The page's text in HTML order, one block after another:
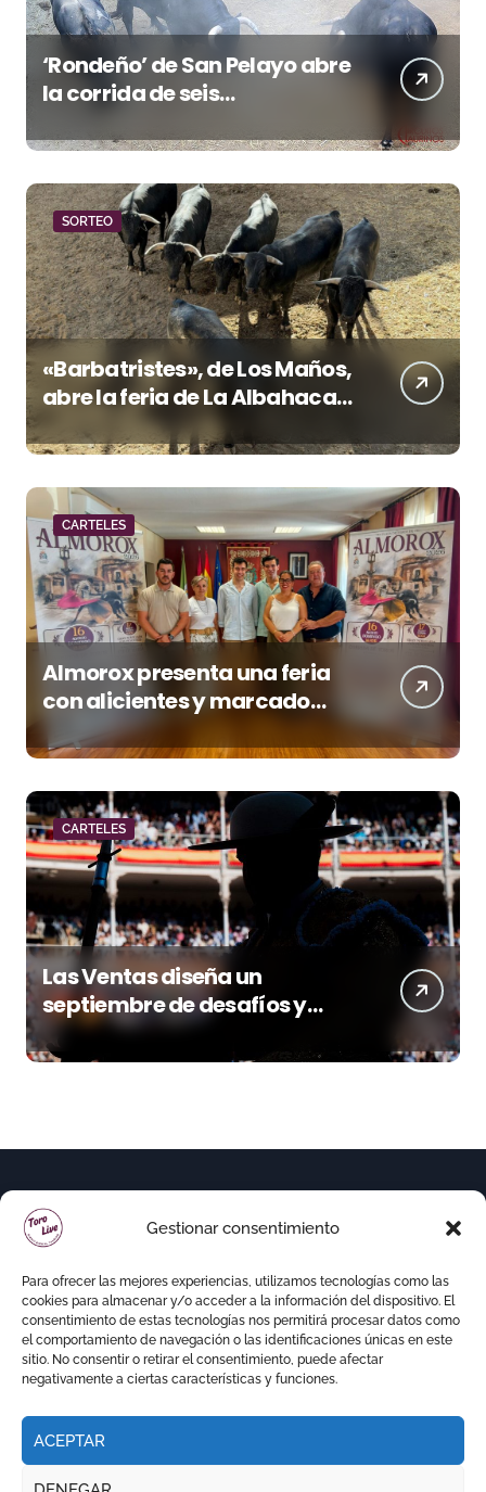
Gestionar consentimiento
Para ofrecer las mejores experiencias, utilizamos tecnologías como las
cookies para almacenar y/o acceder a la información del dispositivo. El
consentimiento de estas tecnologías nos permitirá procesar datos como
el comportamiento de navegación o las identificaciones únicas en este
sitio. No consentir o retirar el consentimiento, puede afectar
negativamente a ciertas características y funciones.
ACEPTAR
‘Rondeño’ de San Pelayo abre
la corrida de seis
Santa María esta noche
SORTEO
«Barbatristes», de Los Maños,
abre la feria de La Albahaca
de Huesca
CARTELES
Almorox presenta una feria
con alicientes y marcado
acento torista
CARTELES
Las Ventas diseña un
septiembre de desafíos y
variedad ganadera
Copyright © Todos los derechos reservados